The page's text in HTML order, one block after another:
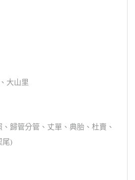
大山里
歸管分管、丈單、典胎、杜賣、
尾)